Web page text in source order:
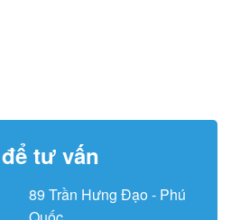
tư vấn
89 Trần Hưng Đạo - Phú